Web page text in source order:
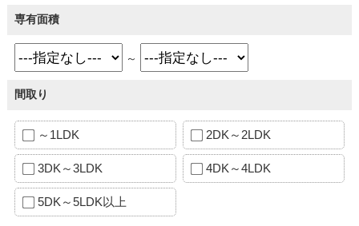
専有面積
～
間取り
～1LDK 2DK～2LDK
3DK～3LDK 4DK～4LDK
5DK～5LDK以上